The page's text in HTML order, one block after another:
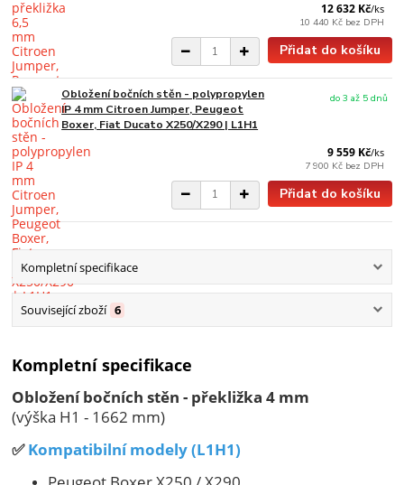
12 632 Kč/ks
10 440 Kč bez DPH
Přidat do košíku
Obložení bočních stěn - polypropylen
IP 4 mm Citroen Jumper, Peugeot
Boxer, Fiat Ducato X250/X290 | L1H1
9 559 Kč/ks
7 900 Kč bez DPH
do 3 až 5 dnů
Přidat do košíku
Kompletní specifikace
Související zboží 6
Kompletní specifikace
Obložení bočních stěn - překližka 4 mm
(výška H1 - 1662 mm)
✅Kompatibilní modely (L1H1)